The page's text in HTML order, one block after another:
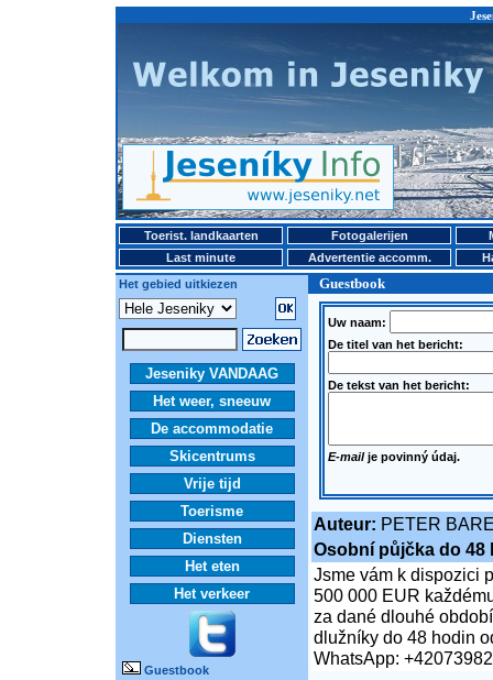
Toerist. landkaarten Fotogalerijen
Last minute
Advertentie accomm.
Het gebied uitkiezen
Guestbook
Jeseniky VANDAAG
Het weer, sneeuw
De accommodatie
Skicentrums
Vrije tijd
Toerisme
Diensten
Het eten
Het verkeer
Guestbook
Uw naam:
De titel van het bericht:
De tekst van het bericht:
E-mailje povinný údaj.
Auteur: PETER
Osobní půjčka do 48
Jsme vám k dispozici
500 000 EUR
za dané dlouhé
dlužníky do 48 hodin
WhatsApp: